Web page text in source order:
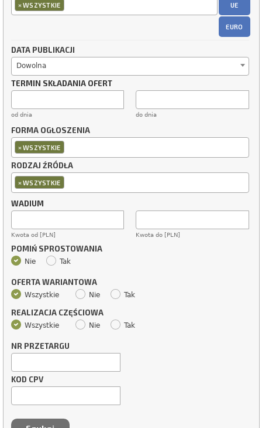
×WSZYSTKIE UE
EURO
DATA PUBLIKACJI
Dowolna
TERMIN SKŁADANIA OFERT
od dnia do dnia
FORMA OGŁOSZENIA
×WSZYSTKIE
RODZAJ ŹRÓDŁA
×WSZYSTKIE
WADIUM
Kwota od [PLN] Kwota do [PLN]
POMIŃ SPROSTOWANIA
Nie Tak
OFERTA WARIANTOWA
Wszystkie Nie Tak
REALIZACJA CZĘŚCIOWA
Wszystkie Nie Tak
NR PRZETARGU
KOD CPV